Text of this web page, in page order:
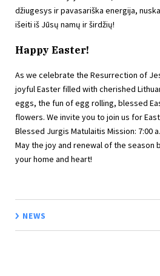
džiugesys ir pavasariška energija,
išeiti iš Jūsų namų ir širdžių!
Happy Easter!
As we celebrate the Resurrection of
joyful Easter filled with cherished
eggs, the fun of egg rolling, blessed
flowers. We invite you to join us for
Blessed Jurgis Matulaitis Mission: 7:00
May the joy and renewal of the season
your home and heart!
NEWS